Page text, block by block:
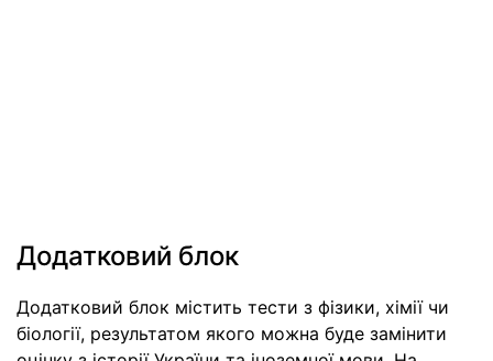
Додатковий блок
Додатковий блок містить тести з фізики, хімії чи
біології, результатом якого можна буде замінити